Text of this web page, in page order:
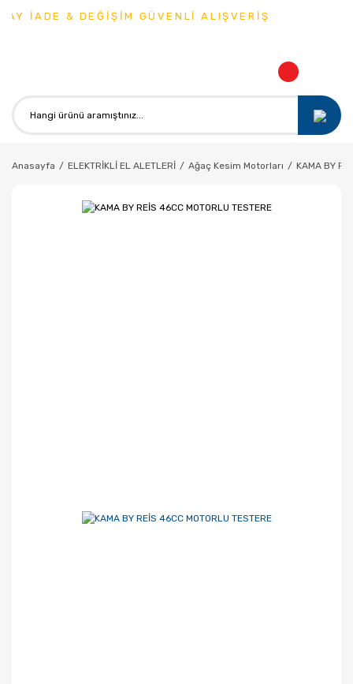
İADE & DEĞİŞİM GÜVENLİ ALIŞVERİŞ
Anasayfa ELEKTRİKLİ EL ALETLERİ Ağaç Kesim Motorları KAMA BY